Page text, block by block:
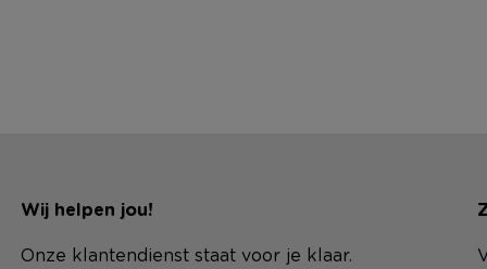
Wij helpen jou!
Onze klantendienst staat voor je klaar.